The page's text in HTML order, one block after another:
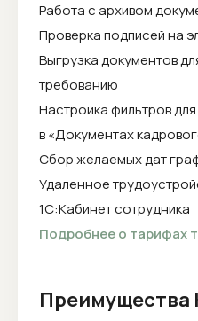
Работа с архивом
Проверка подписей на
Выгрузка документов
требованию
Настройка фильтров
в «Документах
Сбор желаемых дат
Удаленное
1С:Кабинет сотрудника
Подробнее о тарифах
Преимущества